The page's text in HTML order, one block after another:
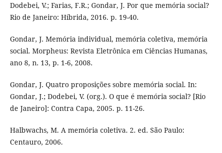
Dodebei, V.; Farias, F.R.; Gondar, J. Por que memória social?
Rio de Janeiro: Híbrida, 2016. p. 19-40.
Gondar, J. Memória individual, memória coletiva, memória
social. Morpheus: Revista Eletrônica em Ciências Humanas,
ano 8, n. 13, p. 1-6, 2008.
Gondar, J. Quatro proposições sobre memória social. In:
Gondar, J.; Dodebei, V. (org.). O que é memória social? [Rio
de Janeiro]: Contra Capa, 2005. p. 11-26.
Halbwachs, M. A memória coletiva. 2. ed. São Paulo:
Centauro, 2006.